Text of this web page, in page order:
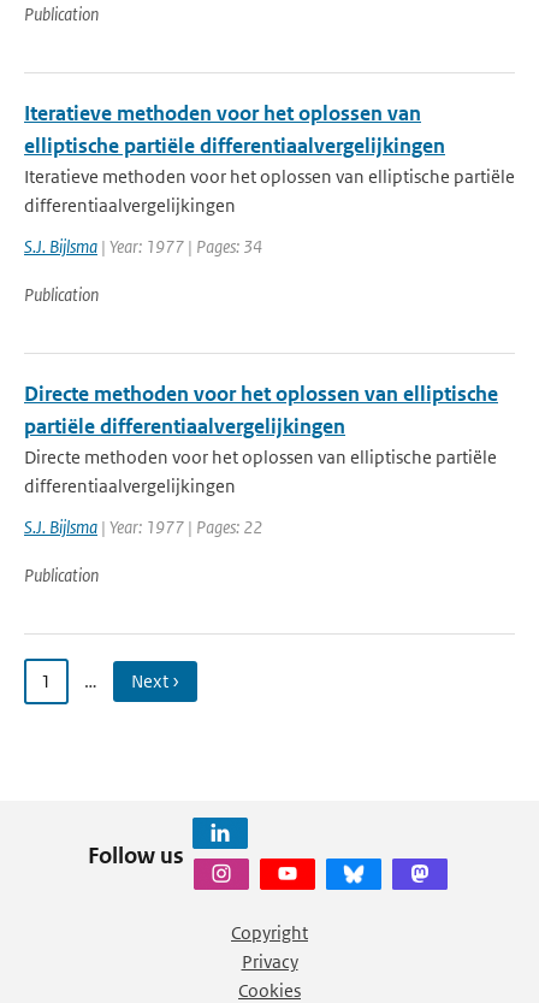
Publication
Iteratieve methoden voor het oplossen van
elliptische partiële differentiaalvergelijkingen
Iteratieve methoden voor het oplossen van elliptische partiële
differentiaalvergelijkingen
S.J. Bijlsma | Year: 1977 | Pages: 34
Publication
Directe methoden voor het oplossen van elliptische
partiële differentiaalvergelijkingen
Directe methoden voor het oplossen van elliptische partiële
differentiaalvergelijkingen
S.J. Bijlsma | Year: 1977 | Pages: 22
Publication
1 … Next ›
Follow us
Copyright
Privacy
Cookies